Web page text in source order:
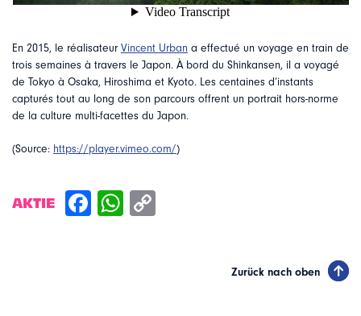
En 2015, le réalisateurVincent Urban a effectué un voyage en train de
trois semaines à travers le Japon. À bord du Shinkansen, il a voyagé
de Tokyo à Osaka, Hiroshima et Kyoto. Les centaines d’instants
capturés tout au long de son parcours offrent un portrait hors-norme
de la culture multi-facettes du Japon.
(Source: https://player.vimeo.com/)
AKTIE
Zurück nach oben